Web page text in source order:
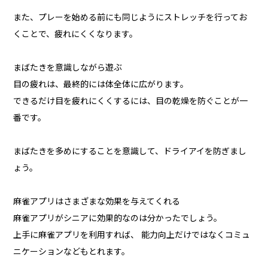
また、プレーを始める前にも同じようにストレッチを行ってお
くことで、疲れにくくなります。
まばたきを意識しながら遊ぶ
目の疲れは、最終的には体全体に広がります。
できるだけ目を疲れにくくするには、目の乾燥を防ぐことが一
番です。
まばたきを多めにすることを意識して、ドライアイを防ぎまし
ょう。
麻雀アプリはさまざまな効果を与えてくれる
麻雀アプリがシニアに効果的なのは分かったでしょう。
上手に麻雀アプリを利用すれば、 能力向上だけではなくコミュ
ニケーションなどもとれます。